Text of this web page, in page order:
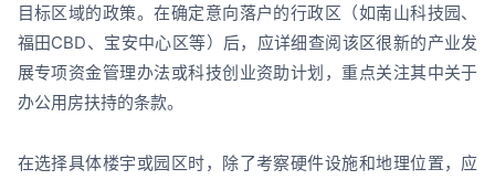
目标区域的政策。在确定意向落户的行政区（如南山科技园、
福田CBD、宝安中心区等）后，应详细查阅该区很新的产业发
展专项资金管理办法或科技创业资助计划，重点关注其中关于
办公用房扶持的条款。
在选择具体楼宇或园区时，除了考察硬件设施和地理位置，应